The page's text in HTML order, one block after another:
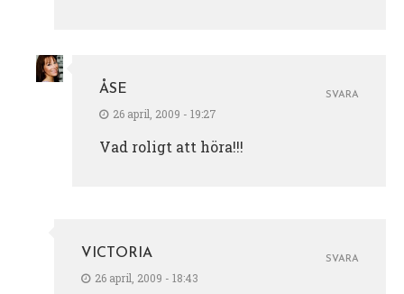
ÅSE
26 april, 2009 - 19:27
Vad roligt att höra!!!
SVARA
VICTORIA
26 april, 2009 - 18:43
SVARA